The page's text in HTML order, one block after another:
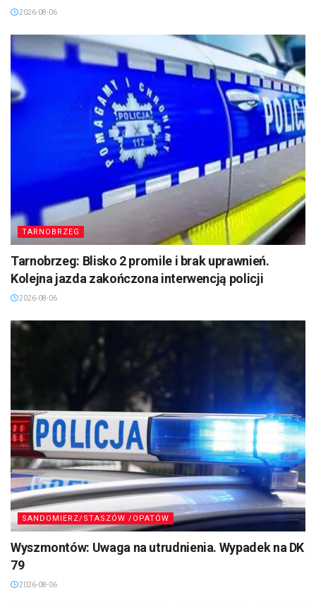
2026-08-06
TARNOBRZEG
Tarnobrzeg: Blisko 2 promile i brak uprawnień.
Kolejna jazda zakończona interwencją policji
2026-08-06
SANDOMIERZ/STASZÓW /OPATÓW
Wyszmontów: Uwaga na utrudnienia. Wypadek na DK
79
2026-08-06